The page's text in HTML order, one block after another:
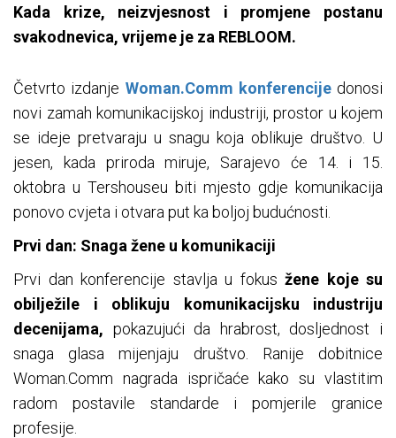
Kada krize, neizvjesnost i promjene postanu
svakodnevica, vrijeme je za REBLOOM.
Četvrto izdanje Woman.Comm konferencije donosi
novi zamah komunikacijskoj industriji, prostor u kojem
se ideje pretvaraju u snagu koja oblikuje društvo. U
jesen, kada priroda miruje, Sarajevo će 14. i 15.
oktobra u Tershouseu biti mjesto gdje komunikacija
ponovo cvjeta i otvara put ka boljoj budućnosti.
Prvi dan: Snaga žene u komunikaciji
Prvi dan konferencije stavlja u fokus žene koje su
obilježile i oblikuju komunikacijsku industriju
decenijama, pokazujući da hrabrost, dosljednost i
snaga glasa mijenjaju društvo. Ranije dobitnice
Woman.Comm nagrada ispričaće kako su vlastitim
radom postavile standarde i pomjerile granice
profesije.